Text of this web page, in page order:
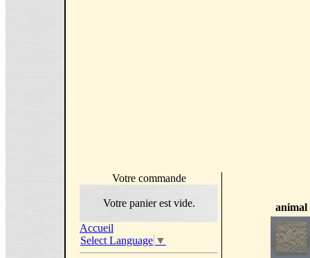
Votre commande
Votre panier est vide.
Accueil
Select Language ▼
animal